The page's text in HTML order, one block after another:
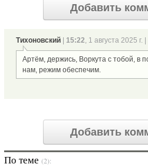
Добавить
Тихоновский 15:22, 1 августа 2025 г. |
Артём, держись, Воркута с тобой, в
нам, режим обеспечим.
Добавить
По теме (2):